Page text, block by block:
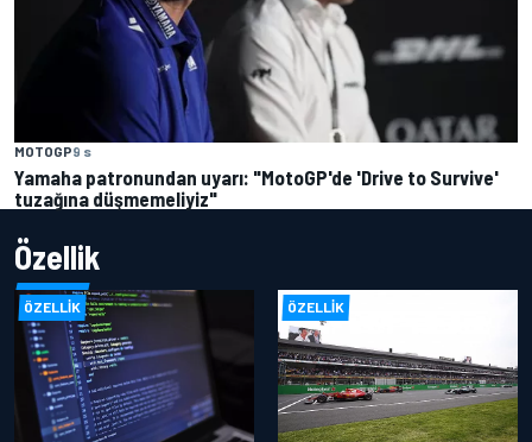
MOTOGP9 s
Yamaha patronundan uyarı: "MotoGP'de 'Drive to Survive'
tuzağına düşmemeliyiz"
Özellik
ÖZELLIK ÖZELLIK